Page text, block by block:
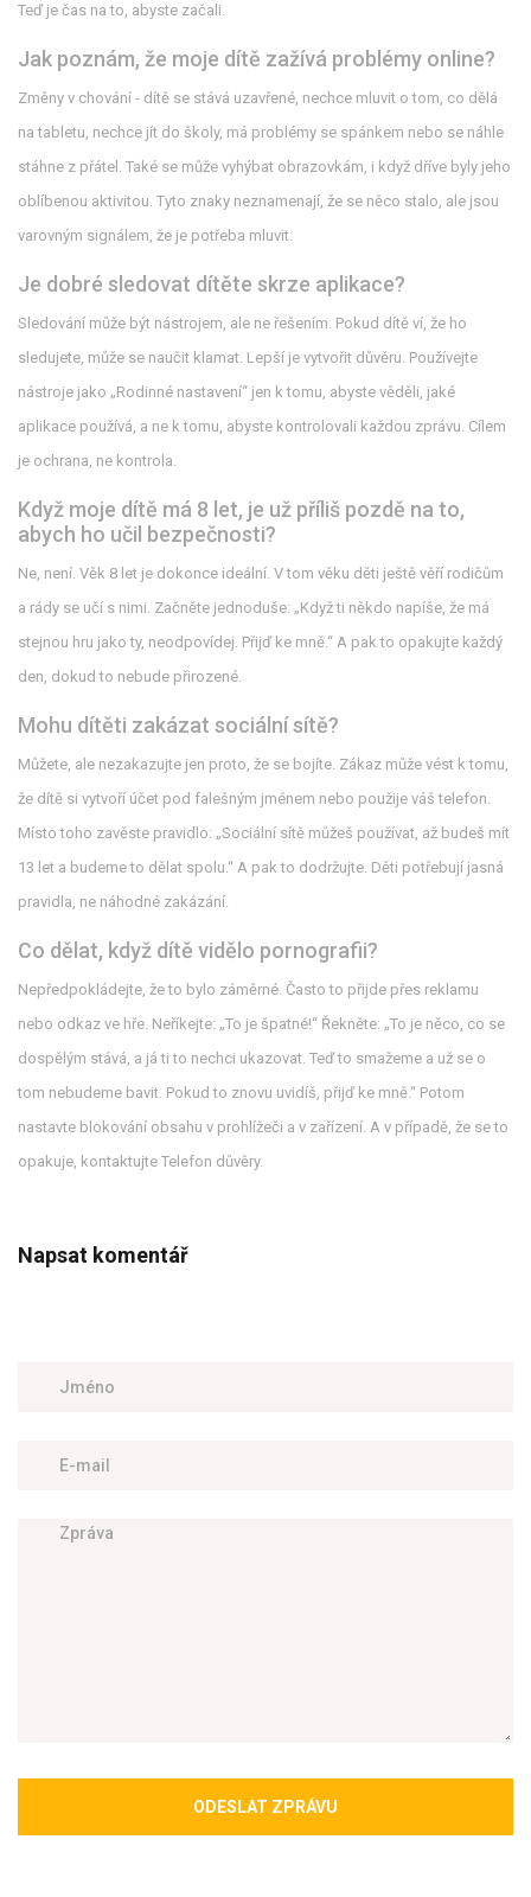
Teď je čas na to, abyste začali.
Jak poznám, že moje dítě zažívá problémy online?
Změny v chování - dítě se stává uzavřené, nechce mluvit o tom, co dělá
na tabletu, nechce jít do školy, má problémy se spánkem nebo se náhle
stáhne z přátel. Také se může vyhýbat obrazovkám, i když dříve byly jeho
oblíbenou aktivitou. Tyto znaky neznamenají, že se něco stalo, ale jsou
varovným signálem, že je potřeba mluvit.
Je dobré sledovat dítěte skrze aplikace?
Sledování může být nástrojem, ale ne řešením. Pokud dítě ví, že ho
sledujete, může se naučit klamat. Lepší je vytvořit důvěru. Používejte
nástroje jako „Rodinné nastavení“ jen k tomu, abyste věděli, jaké
aplikace používá, a ne k tomu, abyste kontrolovali každou zprávu. Cílem
je ochrana, ne kontrola.
Když moje dítě má 8 let, je už příliš pozdě na to,
abych ho učil bezpečnosti?
Ne, není. Věk 8 let je dokonce ideální. V tom věku děti ještě věří rodičům
a rády se učí s nimi. Začněte jednoduše: „Když ti někdo napíše, že má
stejnou hru jako ty, neodpovídej. Přijď ke mně.“ A pak to opakujte každý
den, dokud to nebude přirozené.
Mohu dítěti zakázat sociální sítě?
Můžete, ale nezakazujte jen proto, že se bojíte. Zákaz může vést k tomu,
že dítě si vytvoří účet pod falešným jménem nebo použije váš telefon.
Místo toho zavěste pravidlo: „Sociální sítě můžeš používat, až budeš mít
13 let a budeme to dělat spolu.“ A pak to dodržujte. Děti potřebují jasná
pravidla, ne náhodné zakázání.
Co dělat, když dítě vidělo pornografii?
Nepředpokládejte, že to bylo záměrné. Často to přijde přes reklamu
nebo odkaz ve hře. Neříkejte: „To je špatné!“ Řekněte: „To je něco, co se
dospělým stává, a já ti to nechci ukazovat. Teď to smažeme a už se o
tom nebudeme bavit. Pokud to znovu uvidíš, přijď ke mně.“ Potom
nastavte blokování obsahu v prohlížeči a v zařízení. A v případě, že se to
opakuje, kontaktujte Telefon důvěry.
Napsat komentář
ODESLAT ZPRÁVU